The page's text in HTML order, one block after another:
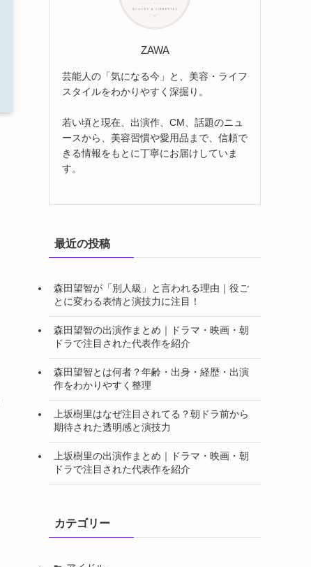
ZAWA
芸能人の「気になる今」と、美容・ライフ
スタイルをわかりやすく深掘り。
若い頃と現在、出演作、CM、話題のニュ
ースから、美容習慣や愛用品まで、信頼で
きる情報をもとに丁寧にお届けしていま
す。
最近の投稿
森田望智が「別人級」と言われる理由｜役ご
とに変わる表情と演技力に注目！
森田望智の出演作まとめ｜ドラマ・映画・朝
ドラで注目された代表作を紹介
森田望智とは何者？年齢・出身・経歴・出演
作をわかりやすく整理
上坂樹里はなぜ注目されてる？朝ドラ前から
期待された透明感と演技力
上坂樹里の出演作まとめ｜ドラマ・映画・朝
ドラで注目された代表作を紹介
カテゴリー